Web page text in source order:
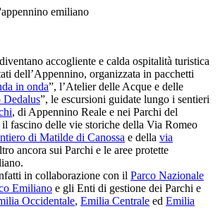
accogliente e calda ospitalità turistica
dell’Appennino, organizzata in pacchetti
in onda”, l’Atelier delle Acque e delle
Dedalus”, le escursioni guidate lungo i sentieri
, di Appennino Reale e nei Parchi del
fascino delle vie storiche della Via Romeo
di Matilde di Canossa e della via
ancora sui Parchi e le aree protette
in collaborazione con il Parco Nazionale
Emiliano e gli Enti di gestione dei Parchi e
Occidentale, Emilia Centrale ed Emilia